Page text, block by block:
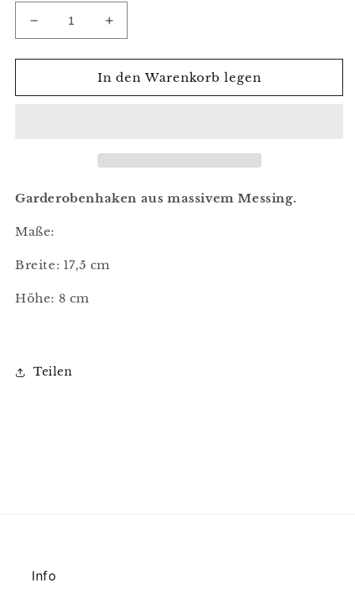
Verringere
die
Menge
Garderobenhaken,
Erhöhe
die
Menge
für
Garderobenhaken,
In den Warenkorb legen
Garderobenhaken aus massivem Messing.
Maße:
Breite: 17,5 cm
Höhe: 8 cm
Teilen
Info